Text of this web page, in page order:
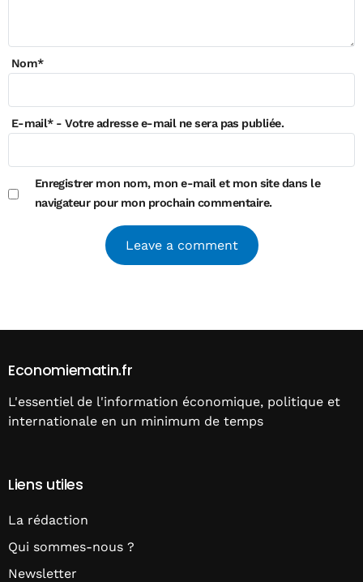
Nom*
E-mail*- Votre adresse e-mail ne sera pas publiée.
Enregistrer mon nom, mon e-mail et mon site dans le
navigateur pour mon prochain commentaire.
Economiematin.fr
L'essentiel de l'information économique, politique et
internationale en un minimum de temps
Liens utiles
La rédaction
Qui sommes-nous ?
Newsletter